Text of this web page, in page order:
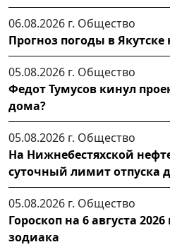
06.08.2026 г. Общество
Прогноз погоды в Якутске
05.08.2026 г. Общество
Федот Тумусов кинул
дома?
05.08.2026 г. Общество
На Нижнебестяхской
суточный лимит отпуска
05.08.2026 г. Общество
Гороскоп на 6 августа
зодиака